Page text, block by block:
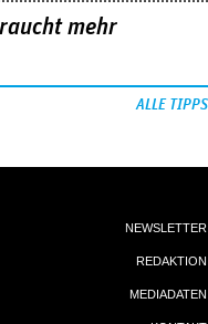
mehr
ALLE TIPPS
NEWSLETTER
REDAKTION
MEDIADATEN